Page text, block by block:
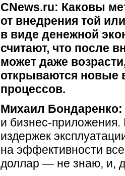
CNews.ru: Каковы
от внедрения той
в виде денежной
считают, что после
может даже
открываются новые
процессов.
Михаил Бондаренко:
и бизнес-
издержек
на эффективности
доллар — не знаю, и,